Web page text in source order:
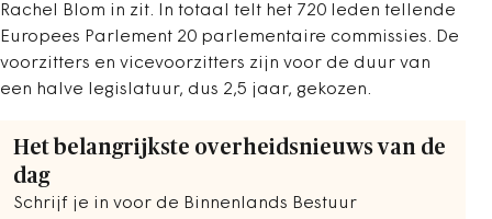
Rachel Blom in zit. In totaal telt het 720 leden tellende
Europees Parlement 20 parlementaire commissies. De
voorzitters en vicevoorzitters zijn voor de duur van
een halve legislatuur, dus 2,5 jaar, gekozen.
Het belangrijkste overheidsnieuws van de
dag
Schrijf je in voor de Binnenlands Bestuur